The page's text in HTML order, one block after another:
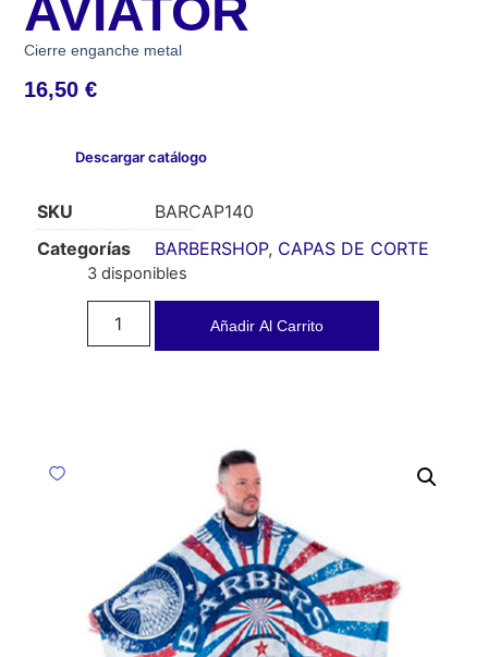
AVIATOR
Cierre enganche metal
16,50€
Descargar catálogo
SKU
BARCAP140
Categorías
BARBERSHOP, CAPAS DE CORTE
3 disponibles
Añadir Al Carrito